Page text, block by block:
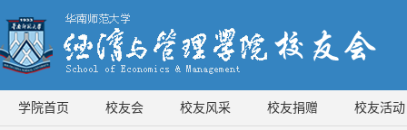
学院首页 校友会 校友风采 校友捐赠 校友活动